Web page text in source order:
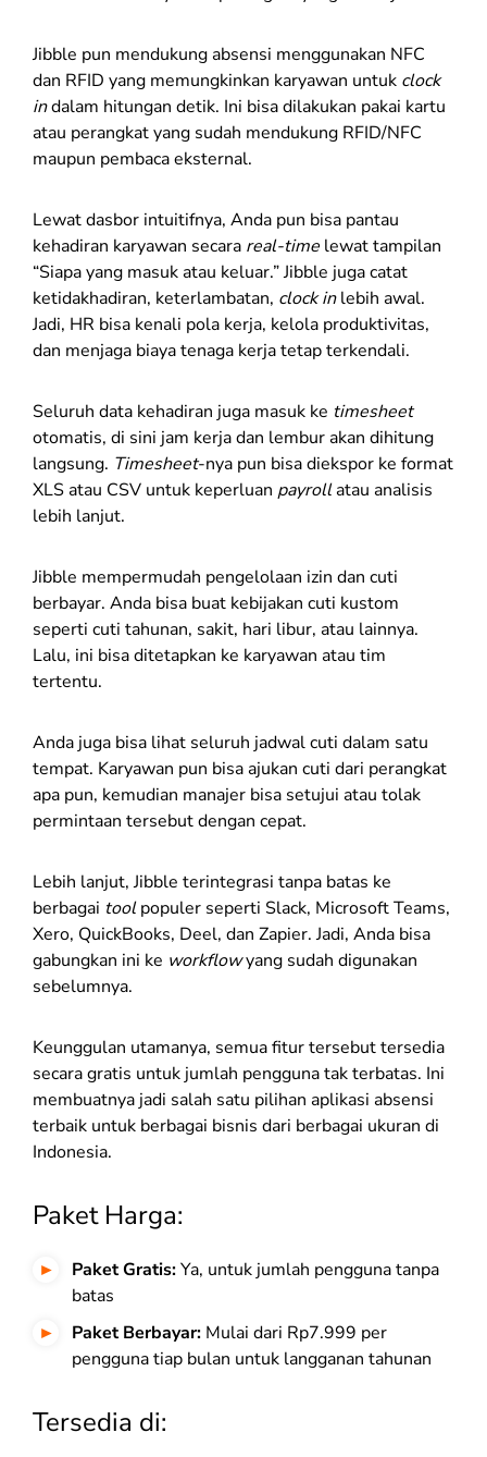
Jibble pun mendukung absensi menggunakan NFC
dan RFID yang memungkinkan karyawan untuk clock
indalam hitungan detik. Ini bisa dilakukan pakai kartu
atau perangkat yang sudah mendukung RFID/NFC
maupun pembaca eksternal.
Lewat dasbor intuitifnya, Anda pun bisa pantau
kehadiran karyawan secara real-time lewat tampilan
“Siapa yang masuk atau keluar.” Jibble juga catat
ketidakhadiran, keterlambatan, clock inlebih awal.
Jadi, HR bisa kenali pola kerja, kelola produktivitas,
dan menjaga biaya tenaga kerja tetap terkendali.
Seluruh data kehadiran juga masuk ke timesheet
otomatis, di sini jam kerja dan lembur akan dihitung
langsung. Timesheet-nya pun bisa diekspor ke format
XLS atau CSV untuk keperluan payrollatau analisis
lebih lanjut.
Jibble mempermudah pengelolaan izin dan cuti
berbayar. Anda bisa buat kebijakan cuti kustom
seperti cuti tahunan, sakit, hari libur, atau lainnya.
Lalu, ini bisa ditetapkan ke karyawan atau tim
tertentu.
Anda juga bisa lihat seluruh jadwal cuti dalam satu
tempat. Karyawan pun bisa ajukan cuti dari perangkat
apa pun, kemudian manajer bisa setujui atau tolak
permintaan tersebut dengan cepat.
Lebih lanjut, Jibble terintegrasi tanpa batas ke
berbagai toolpopuler seperti Slack, Microsoft Teams,
Xero, QuickBooks, Deel, dan Zapier. Jadi, Anda bisa
gabungkan ini ke workflowyang sudah digunakan
sebelumnya.
Keunggulan utamanya, semua fitur tersebut tersedia
secara gratis untuk jumlah pengguna tak terbatas. Ini
membuatnya jadi salah satu pilihan aplikasi absensi
terbaik untuk berbagai bisnis dari berbagai ukuran di
Indonesia.
Paket Harga:
Paket Gratis:Ya, untuk jumlah pengguna tanpa
batas
Paket Berbayar: Mulai dari Rp7.999 per
pengguna tiap bulan untuk langganan tahunan
Tersedia di: